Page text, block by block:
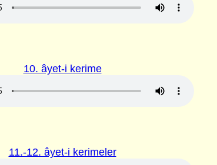
10. âyet-i kerime
11.-12. âyet-i kerimeler